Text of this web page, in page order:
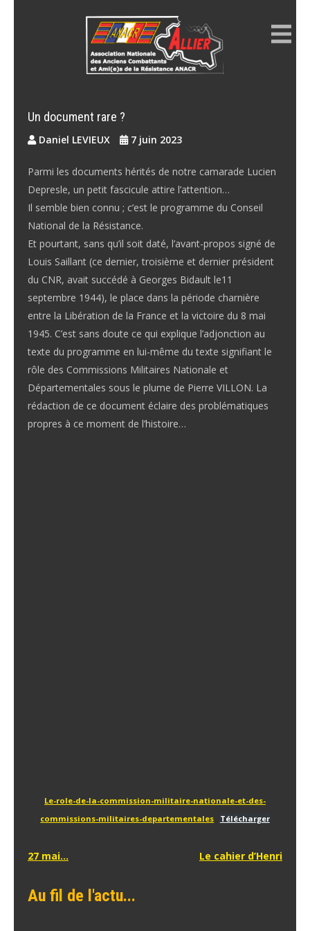
Un document rare ?
Daniel LEVIEUX 7 juin 2023
Parmi les documents hérités de notre camarade Lucien
Depresle, un petit fascicule attire l’attention…
Il semble bien connu ; c’est le programme du Conseil
National de la Résistance.
Et pourtant, sans qu’il soit daté, l’avant-propos signé de
Louis Saillant (ce dernier, troisième et dernier président
du CNR, avait succédé à Georges Bidault le11
septembre 1944), le place dans la période charnière
entre la Libération de la France et la victoire du 8 mai
1945. C’est sans doute ce qui explique l’adjonction au
texte du programme en lui-même du texte signifiant le
rôle des Commissions Militaires Nationale et
Départementales sous le plume de Pierre VILLON. La
rédaction de ce document éclaire des problématiques
propres à ce moment de l’histoire…
Le-role-de-la-commission-militaire-nationale-et-des-
commissions-militaires-departementales
Télécharger
Navigation
l’article
27 mai… Le cahier d’Henri
Au fil de l'actu...